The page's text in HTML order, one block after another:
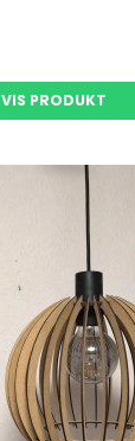
VIS PRODUKT